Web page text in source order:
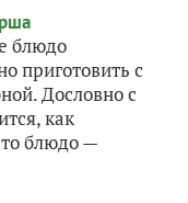
блюдо
приготовить с
Дословно с
как
блюдо —